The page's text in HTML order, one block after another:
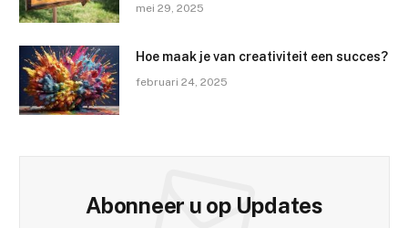
mei 29, 2025
Hoe maak je van creativiteit een succes?
februari 24, 2025
Abonneer u op Updates